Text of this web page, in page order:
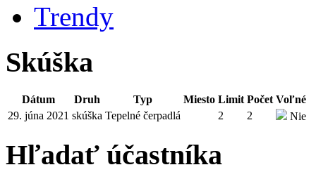
Trendy
Skúška
Dátum Druh Typ Miesto Limit Počet Voľné
29. júna 2021 skúška Tepelné čerpadlá 2 2 Nie
Hľadať účastníka